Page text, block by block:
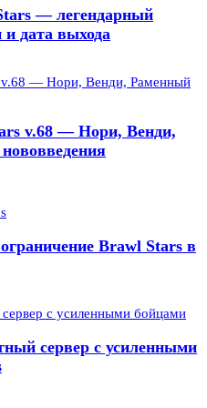
— легендарный
и дата выхода
v.68 — Нори, Венди,
Brawl Stars в
сервер с усиленными